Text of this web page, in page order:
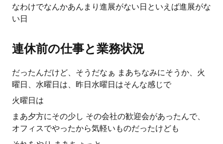
なわけでなんかあんまり進展がない日といえば進展がな
い日
連休前の仕事と業務状況
だったんだけど、そうだなぁ まあちなみにそうか、火
曜日、水曜日は、昨日水曜日はそんな感じで
火曜日は
まあ夕方にその少し その会社の歓迎会があったんで、
オフィスでやったから気軽いものだったけども